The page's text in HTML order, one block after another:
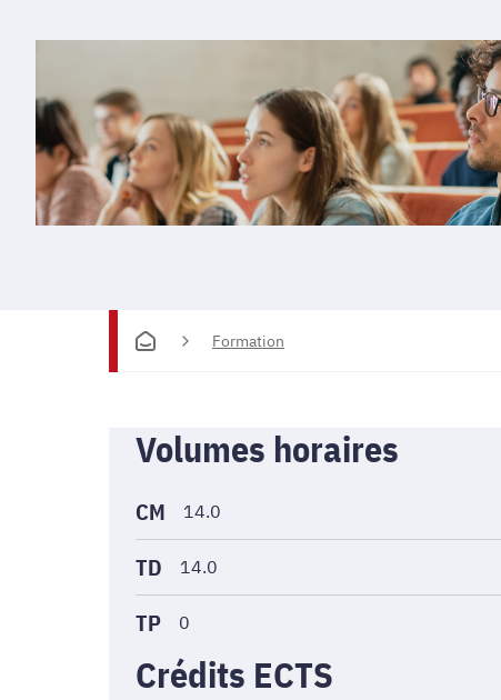
Formation
Informations
générales
Volumes horaires
CM 14.0
TD 14.0
TP 0
Crédits ECTS